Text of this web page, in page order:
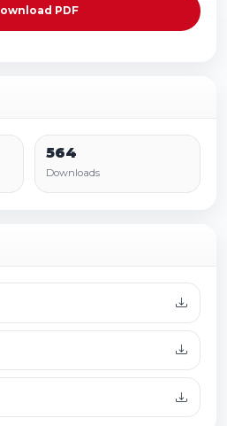
PDF
564
Downloads